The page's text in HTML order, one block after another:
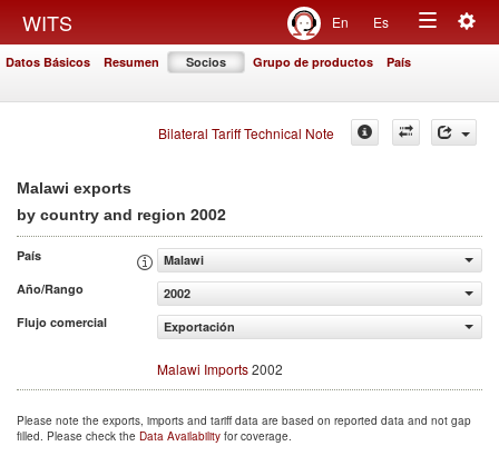
WITS En Es
Toggle
Datos Básicos Resumen Socios Grupo de productos País
Bilateral Tariff Technical Note
Malawi exports
by country and region 2002
País
Malawi
Año/Rango
2002
Flujo comercial
Exportación
Malawi Imports2002
Please note the exports, imports and tariff data are based on reported data and not gap
filled. Please check the Data Availability for coverage.